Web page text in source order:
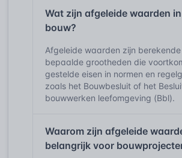
Wat zijn afgeleide waarden
bouw?
Afgeleide waarden zijn
bepaalde grootheden die
gestelde eisen in normen en
zoals het Bouwbesluit of het
bouwwerken leefomgeving (Bbl).
Waarom zijn afgeleide
belangrijk voor